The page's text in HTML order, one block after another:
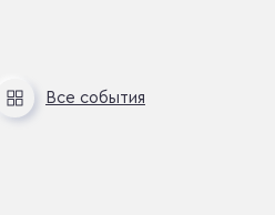
Все события